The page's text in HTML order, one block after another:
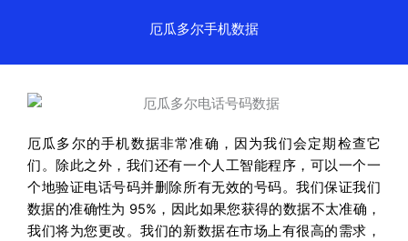
厄瓜多尔手机数据
厄瓜多尔的手机数据非常准确，因为我们会定期检查它
们。除此之外，我们还有一个人工智能程序，可以一个一
个地验证电话号码并删除所有无效的号码。我们保证我们
数据的准确性为 95%，因此如果您获得的数据不太准确，
我们将为您更改。我们的新数据在市场上有很高的需求，